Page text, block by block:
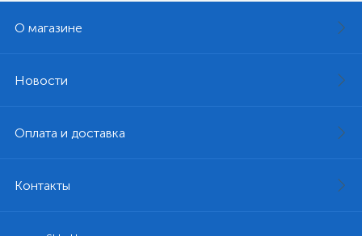
О магазине
Новости
Оплата и доставка
Контакты